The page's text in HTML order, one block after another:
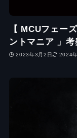
【 MCUフェー
ントマニア 」
2023年3月2日 2024